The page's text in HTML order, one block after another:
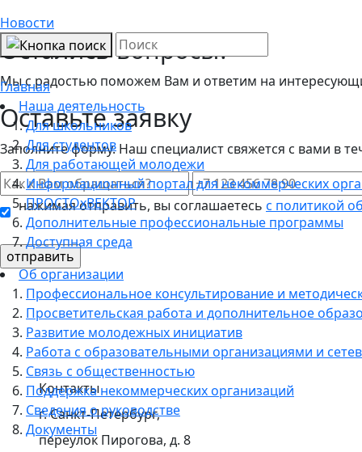
Новости
Главная
Наша деятельность
Для школьников
Для студентов
Для работающей молодежи
Информационный портал для некоммерческих
ПРОСТОхВЕКТОР
Дополнительные профессиональные программы
Доступная среда
Об организации
Профессиональное консультирование и
Просветительская работа и дополнительное
Развитие молодежных инициатив
Работа с образовательными организациями и
Связь с общественностью
Поддержка некоммерческих организаций
Сведения о руководстве
Документы
Остались вопросы?
Мы с радостью поможем Вам и ответим на
Оставьте заявку
Заполните форму. Наш специалист свяжется с вами в
нажимая отправить, вы соглашаетесь с политикой
Контакты
г. Санкт-Петербург,
переулок Пирогова, д. 8